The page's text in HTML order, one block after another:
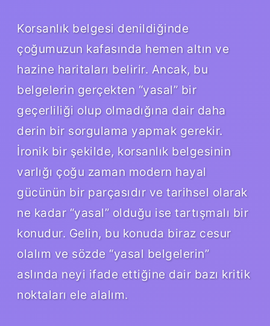
Korsanlık belgesi denildiğinde
çoğumuzun kafasında hemen altın ve
hazine haritaları belirir. Ancak, bu
belgelerin gerçekten “yasal” bir
geçerliliği olup olmadığına dair daha
derin bir sorgulama yapmak gerekir.
İronik bir şekilde, korsanlık belgesinin
varlığı çoğu zaman modern hayal
gücünün bir parçasıdır ve tarihsel olarak
ne kadar “yasal” olduğu ise tartışmalı bir
konudur. Gelin, bu konuda biraz cesur
olalım ve sözde “yasal belgelerin”
aslında neyi ifade ettiğine dair bazı kritik
noktaları ele alalım.